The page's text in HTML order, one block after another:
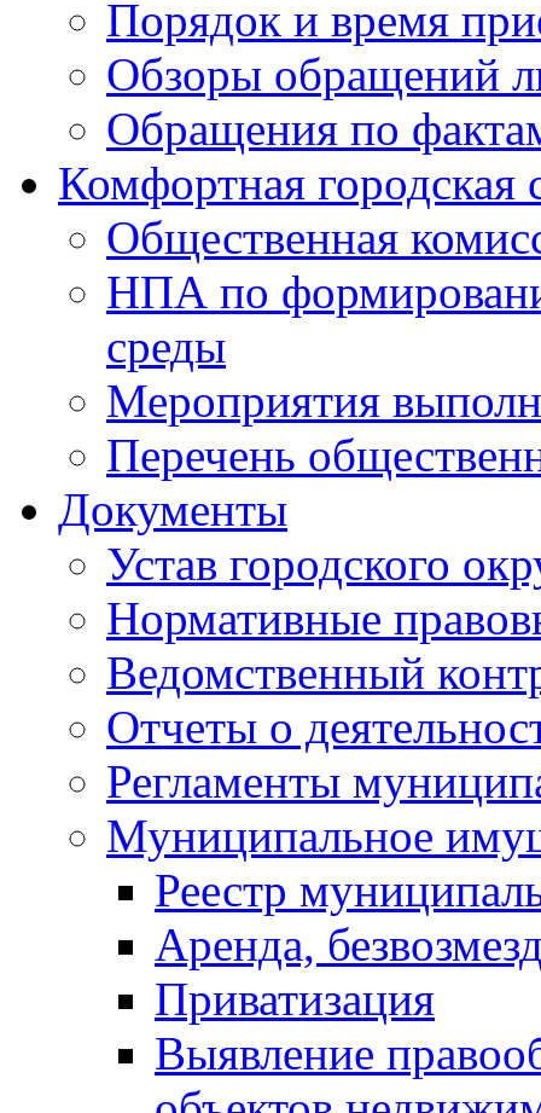
Порядок и время
Обзоры обращений
Обращения по
Комфортная городская
Общественная
НПА по
среды
Мероприятия
Перечень
Документы
Устав городского
Нормативные
Ведомственный
Отчеты о
Регламенты
Муниципальное
Реестр
Аренда,
Приватизация
Выявление